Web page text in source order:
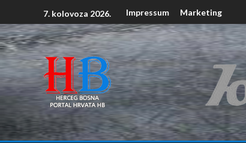
7. kolovoza 2026. Impressum Marketing